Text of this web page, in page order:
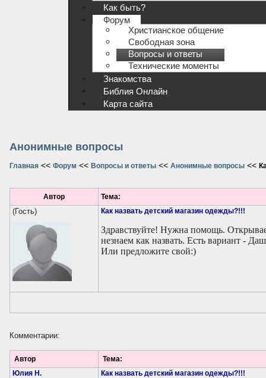
Как быть?
Форум
Христианское общение
Свободная зона
Вопросы и ответы
Технические моменты
Знакомства
Библия Онлайн
Карта сайта
Анонимные вопросы
Главная << Форум << Вопросы и ответы << Анонимные вопросы <<
Автор Тема:
(Гость) Как назвать детский магазин одежды?!!!
Здравствуйте! Нужна помощь.
незнаем как назвать. Есть вариант -
Или предложите свой:)
Комментарии:
Автор
Тема:
Юлия Н.
Как назвать детский магазин одежды?!!!